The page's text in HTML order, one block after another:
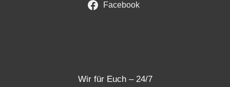
Facebook
Wir für Euch – 24/7